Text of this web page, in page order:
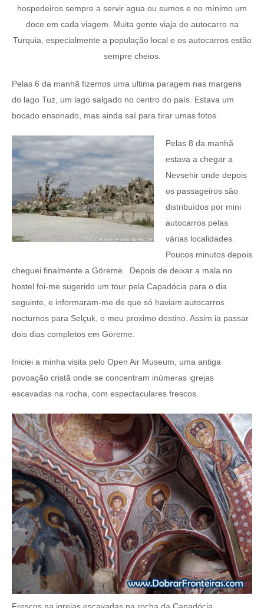
hospedeiros sempre a servir agua ou sumos e no mínimo um
doce em cada viagem. Muita gente viaja de autocarro na
Turquia, especialmente a população local e os autocarros estão
sempre cheios.
Pelas 6 da manhã fizemos uma ultima paragem nas margens
do lago Tuz, um lago salgado no centro do país. Estava um
bocado ensonado, mas ainda saí para tirar umas fotos.
Pelas 8 da manhã
estava a chegar a
Nevsehir onde depois
os passageiros são
distribuídos por mini
autocarros pelas
várias localidades.
Poucos minutos depois
cheguei finalmente a Göreme. Depois de deixar a mala no
hostel foi-me sugerido um tour pela Capadócia para o dia
seguinte, e informaram-me de que só haviam autocarros
nocturnos para Selçuk, o meu proximo destino. Assim ia passar
dois dias completos em Göreme.
Iniciei a minha visita pelo Open Air Museum, uma antiga
povoação cristã onde se concentram inúmeras igrejas
escavadas na rocha, com espectaculares frescos.